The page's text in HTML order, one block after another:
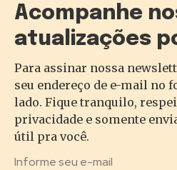
Acompanhe
atualizações
Para assinar nossa
seu endereço de e-mail no
lado. Fique tranquilo,
privacidade e somente
útil pra você.
Informe seu e-mail